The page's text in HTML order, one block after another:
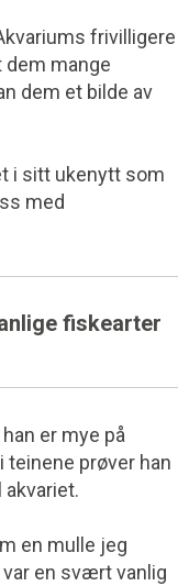
frivilligere
dem mange
dem et bilde av
i sitt ukenytt som
med
fiskearter
er mye på
teinene prøver han
akvariet.
en mulle jeg
en svært vanlig